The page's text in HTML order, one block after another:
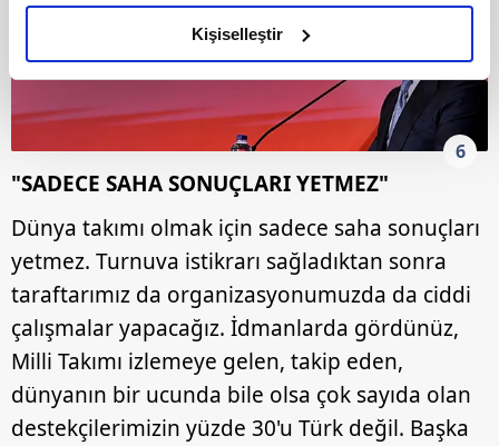
amacımızın size daha iyi bir reklam deneyimi sunmak
olduğunu ve sizlere en iyi içerikleri sunabilmek adına
elimizden gelen çabayı gösterdiğimizi ve bu noktada,
reklamların maliyetlerimizi karşılamak noktasında tek gelir
kalemimiz olduğunu sizlere hatırlatmak isteriz.
takdirde, kullanıcılara hedefli reklamlar
gösterilmeyecektir."
Sizlere daha iyi bir hizmet sunabilmek için İnternet
Sitemizde kendimize ve üçüncü kişilere ait çerezler
kullanılmaktadır. Bu çerezler vasıtasıyla çeşitli kişisel
verileriniz işlenmekte olup gerekli olan çerezler bilgi
toplumu hizmetlerinin sunulması amacıyla
kullanılmaktadır. Diğer çerezler, sitemizin daha işlevsel
kılınması ve kişiselleştirilmesi ve sizlere yönelik
Kişiselleştir
6
"SADECE SAHA SONUÇLARI YETMEZ"
Dünya takımı olmak için sadece saha sonuçları
yetmez. Turnuva istikrarı sağladıktan sonra
taraftarımız da organizasyonumuzda da ciddi
çalışmalar yapacağız. İdmanlarda gördünüz,
Milli Takımı izlemeye gelen, takip eden,
dünyanın bir ucunda bile olsa çok sayıda olan
destekçilerimizin yüzde 30'u Türk değil. Başka